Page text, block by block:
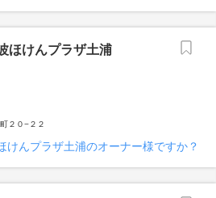
ほけんプラザ土浦
２０−２２
んプラザ土浦のオーナー様ですか？